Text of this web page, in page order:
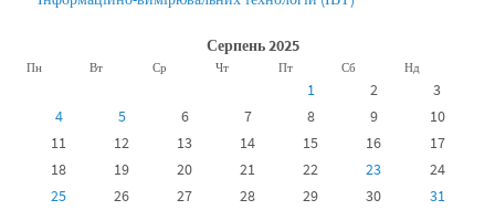
Серпень 2025
Пн Вт Ср Чт Пт Сб Нд
1 2
3
4
5 6 7 8 9
10
11
12 13 14 15 16
17
18
19 20 21 22 23
24
25
26 27 28 29 30
31